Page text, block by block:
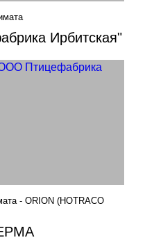
Ирбитская"
- ORION (HOTRACO